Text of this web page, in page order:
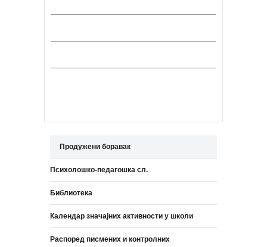
Продужени боравак
Психолошко-педагошка сл.
Библиотека
Календар значајних активности у школи
Распоред писмених и контролних